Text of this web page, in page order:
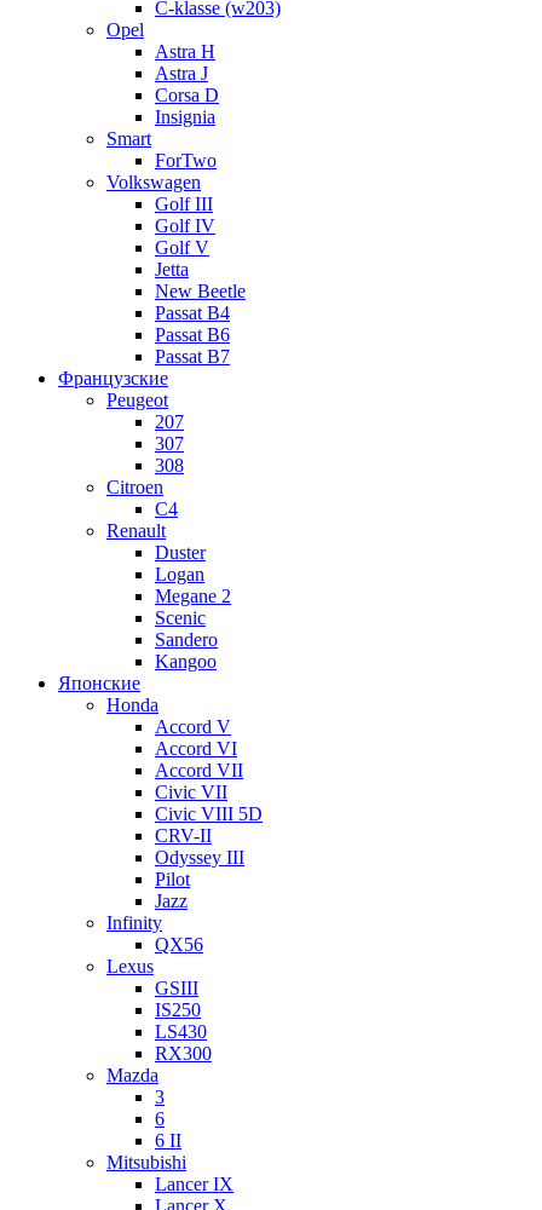
C-klasse (w203)
Opel
Astra H
Astra J
Corsa D
Insignia
Smart
ForTwo
Volkswagen
Golf III
Golf IV
Golf V
Jetta
New Beetle
Passat B4
Passat B6
Passat B7
Французские
Peugeot
207
307
308
Citroen
C4
Renault
Duster
Logan
Megane 2
Scenic
Sandero
Kangoo
Японские
Honda
Accord V
Accord VI
Accord VII
Civic VII
Civic VIII 5D
CRV-II
Odyssey III
Pilot
Jazz
Infinity
QX56
Lexus
GSIII
IS250
LS430
RX300
Mazda
3
6
6 II
Mitsubishi
Lancer IX
Lancer X